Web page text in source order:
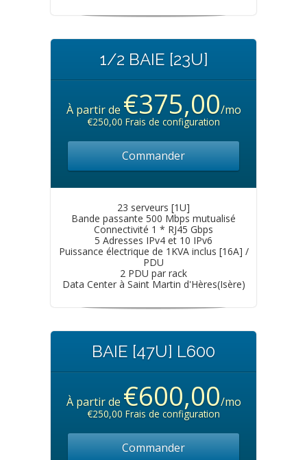
1/2 BAIE [23U]
À partir de €375,00/mo
€250,00 Frais de configuration
Commander
23 serveurs [1U]
Bande passante 500 Mbps mutualisé
Connectivité 1 * RJ45 Gbps
5 Adresses IPv4 et 10 IPv6
Puissance électrique de 1KVA inclus [16A] /
PDU
2 PDU par rack
Data Center à Saint Martin d'Hères(Isère)
BAIE [47U] L600
À partir de €600,00/mo
€250,00 Frais de configuration
Commander